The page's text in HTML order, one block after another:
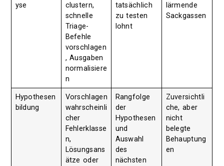
yse
clustern,
schnelle
Triage-
Befehle
vorschlagen
, Ausgaben
normalisiere
n
tatsächlich
zu testen
lohnt
lärmende
Sackgassen
Hypothesen
bildung
Vorschlagen
wahrscheinli
cher
Fehlerklasse
n,
Lösungsans
ätze oder
Rangfolge
der
Hypothesen
und
Auswahl
des
nächsten
Zuversichtli
che, aber
nicht
belegte
Behauptung
en